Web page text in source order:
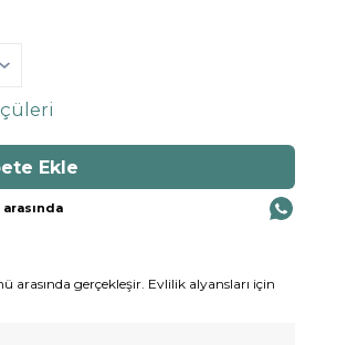
arasında gerçekleşir. Evlilik alyansları için